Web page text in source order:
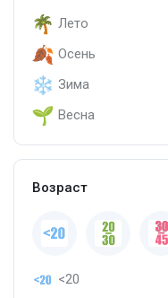
Лето
Осень
Зима
Весна
Возраст
<20